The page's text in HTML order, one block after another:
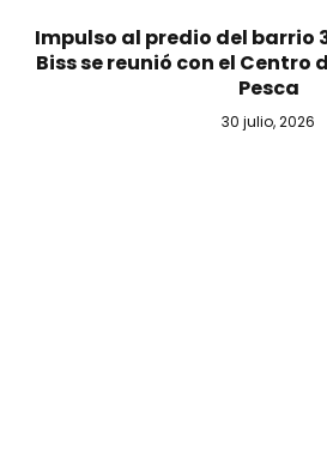
Impulso al predio del barrio
Biss se reunió con el Centro
Pesca
30 julio, 2026